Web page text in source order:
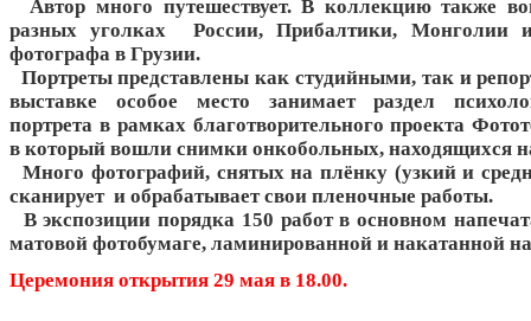
Автор много путешествует. В коллекцию также
разных уголках России, Прибалтики, Монголии
фотографа в Грузии.
Портреты представлены как студийными, так и
выставке особое место занимает раздел
портрета в рамках благотворительного проекта
в который вошли снимки онкобольных, находящихся
Много фотографий, снятых на плёнку (узкий и
сканирует и обрабатывает свои пленочные работы.
В экспозиции порядка 150 работ в основном
матовой фотобумаге, ламинированной и накатанной
Церемония открытия 29 мая в 18.00.